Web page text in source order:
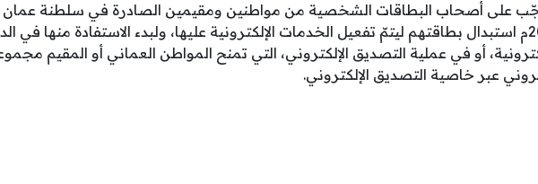
2013م استبدال بطاقتهم ليتمّ تفعيل الخدمات الإلكترونية عليها، ولبدء الاستفادة منها في
أو في عملية التصديق الإلكتروني، التي تمنح المواطن العماني أو المقيم
عبر خاصية التصديق الإلكتروني.